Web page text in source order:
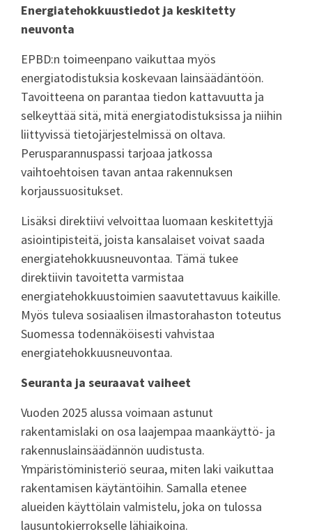
Energiatehokkuustiedot ja keskitetty
neuvonta
EPBD:n toimeenpano vaikuttaa myös
energiatodistuksia koskevaan lainsäädäntöön.
Tavoitteena on parantaa tiedon kattavuutta ja
selkeyttää sitä, mitä energiatodistuksissa ja niihin
liittyvissä tietojärjestelmissä on oltava.
Perusparannuspassi tarjoaa jatkossa
vaihtoehtoisen tavan antaa rakennuksen
korjaussuositukset.
Lisäksi direktiivi velvoittaa luomaan keskitettyjä
asiointipisteitä, joista kansalaiset voivat saada
energiatehokkuusneuvontaa. Tämä tukee
direktiivin tavoitetta varmistaa
energiatehokkuustoimien saavutettavuus kaikille.
Myös tuleva sosiaalisen ilmastorahaston toteutus
Suomessa todennäköisesti vahvistaa
energiatehokkuusneuvontaa.
Seuranta ja seuraavat vaiheet
Vuoden 2025 alussa voimaan astunut
rakentamislaki on osa laajempaa maankäyttö- ja
rakennuslainsäädännön uudistusta.
Ympäristöministeriö seuraa, miten laki vaikuttaa
rakentamisen käytäntöihin. Samalla etenee
alueiden käyttölain valmistelu, joka on tulossa
lausuntokierrokselle lähiaikoina.